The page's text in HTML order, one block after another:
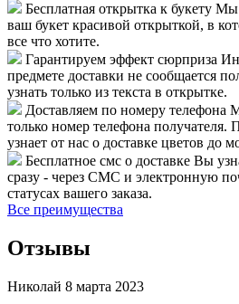
Бесплатная открытка к букету Мы
ваш букет красивой открыткой, в
все что хотите.
Гарантируем эффект сюрприза
предмете доставки не сообщается
узнать только из текста в открытке.
Доставляем по номеру телефона
только номер телефона получателя.
узнает от нас о доставке цветов до
Бесплатное смс о доставке Вы
сразу - через СМС и электронную
статусах вашего заказа.
Все преимущества
Отзывы
Николай 8 марта 2023